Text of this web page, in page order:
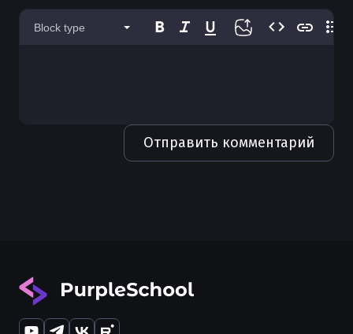
Использование defer в Golang
Значения default в Golang
Чистая архитектура в Golang
Каналы (channels) в Golang
Block type
Отправить комментарий